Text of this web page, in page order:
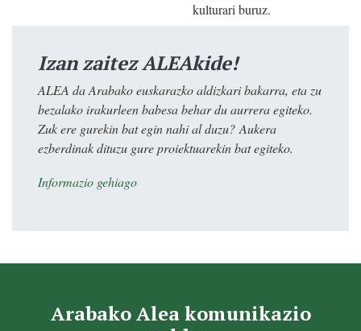
kulturari buruz.
Izan zaitez ALEAkide!
ALEA da Arabako euskarazko aldizkari bakarra, eta zu
bezalako irakurleen babesa behar du aurrera egiteko.
Zuk ere gurekin bat egin nahi al duzu? Aukera
ezberdinak dituzu gure proiektuarekin bat egiteko.
Informazio gehiago
Arabako Alea komunikazio